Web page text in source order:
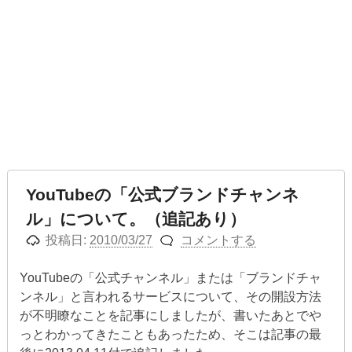
YouTubeの「公式ブランドチャンネ
ル」について。（追記あり）
投稿日: 2010/03/27 コメントする
YouTubeの「公式チャンネル」または「ブランドチャ
ンネル」と言われるサービスについて、その開設方法
が不明瞭なことを記事にしましたが、書いたあとでや
っとわかってきたこともあったため、そこは記事の最